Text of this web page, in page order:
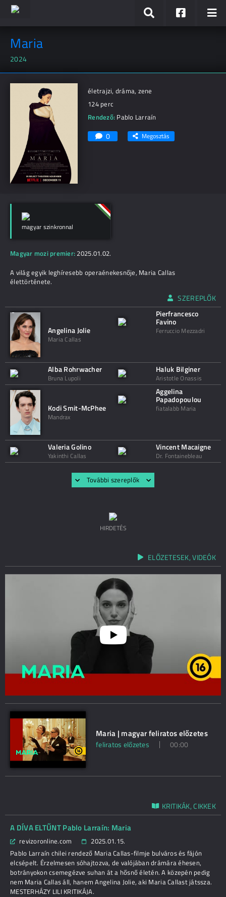
Maria
2024
életrajzi, dráma, zene
124 perc
Rendező: Pablo Larraín
0 Megosztás
magyar szinkronnal
Magyar mozi premier: 2025.01.02.
A világ egyik leghíresebb operaénekesnője, Maria Callas
élettörténete.
SZEREPLŐK
Angelina Jolie
Maria Callas
Pierfrancesco
Favino
Ferruccio Mezzadri
Alba Rohrwacher
Bruna Lupoli
Haluk Bilginer
Aristotle Onassis
Kodi Smit-McPhee
Mandrax
Aggelina
Papadopoulou
fiatalabb Maria
Valeria Golino
Yakinthi Callas
Vincent Macaigne
Dr. Fontainebleau
További szereplők
HIRDETÉS
ELŐZETESEK, VIDEÓK
Maria | magyar feliratos előzetes
feliratos előzetes 00:00
KRITIKÁK, CIKKEK
A DÍVA ELTŰNT Pablo Larraín: Maria
revizoronline.com
2025.01.15.
Pablo Larraín chilei rendező Maria Callas-filmje bulváros és fájón
elcsépelt. Érzelmesen sóhajtozva, de valójában drámára éhesen,
botrányokon csemegézve suhan át a hősnő életén. A közepén pedig
nem Maria Callas áll, hanem Angelina Jolie, aki Maria Callast játssza.
MESTERHÁZY LILI KRITIKÁJA.